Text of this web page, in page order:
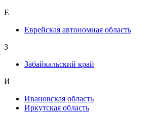
Е
Еврейская автономная область
З
Забайкальский край
И
Ивановская область
Иркутская область